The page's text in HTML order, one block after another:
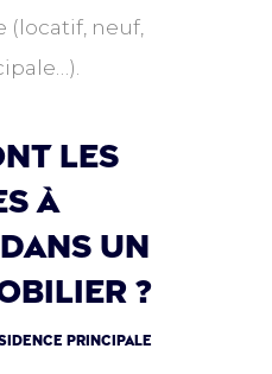
(locatif, neuf,
les
à
un
?
PRINCIPALE